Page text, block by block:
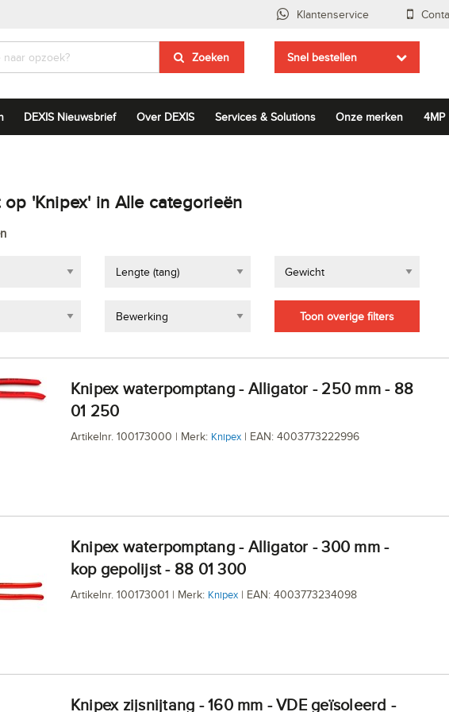
Klantenservice
Zoeken Snel bestellen
DEXIS Nieuwsbrief Over DEXIS Services & Solutions Onze merken 4MP
op 'Knipex' in Alle categorieën
Lengte (tang) Gewicht
Bewerking Toon overige filters
Knipex waterpomptang - Alligator - 250 mm - 88
01 250
Artikelnr. 100173000 | Merk: Knipex| EAN: 4003773222996
Knipex waterpomptang - Alligator - 300 mm -
kop gepolijst - 88 01 300
Artikelnr. 100173001 | Merk: Knipex| EAN: 4003773234098
Knipex zijsnijtang - 160 mm - VDE geïsoleerd -